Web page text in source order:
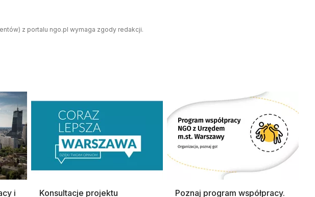
z portalu ngo.pl wymaga zgody redakcji.
i Konsultacje projektu Poznaj program współpracy.